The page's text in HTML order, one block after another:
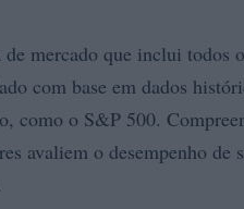
mercado que inclui todos
com base em dados
como o S&P 500.
avaliem o desempenho de